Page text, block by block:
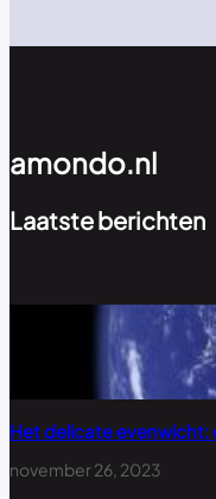
amondo.nl
Laatste berichten
Het delicate evenwicht:
november 26, 2023